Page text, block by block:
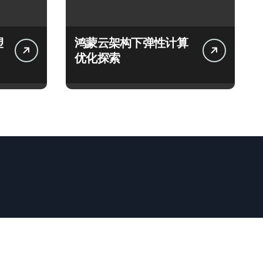
鸿蒙云架构下弹性计算
优化探索